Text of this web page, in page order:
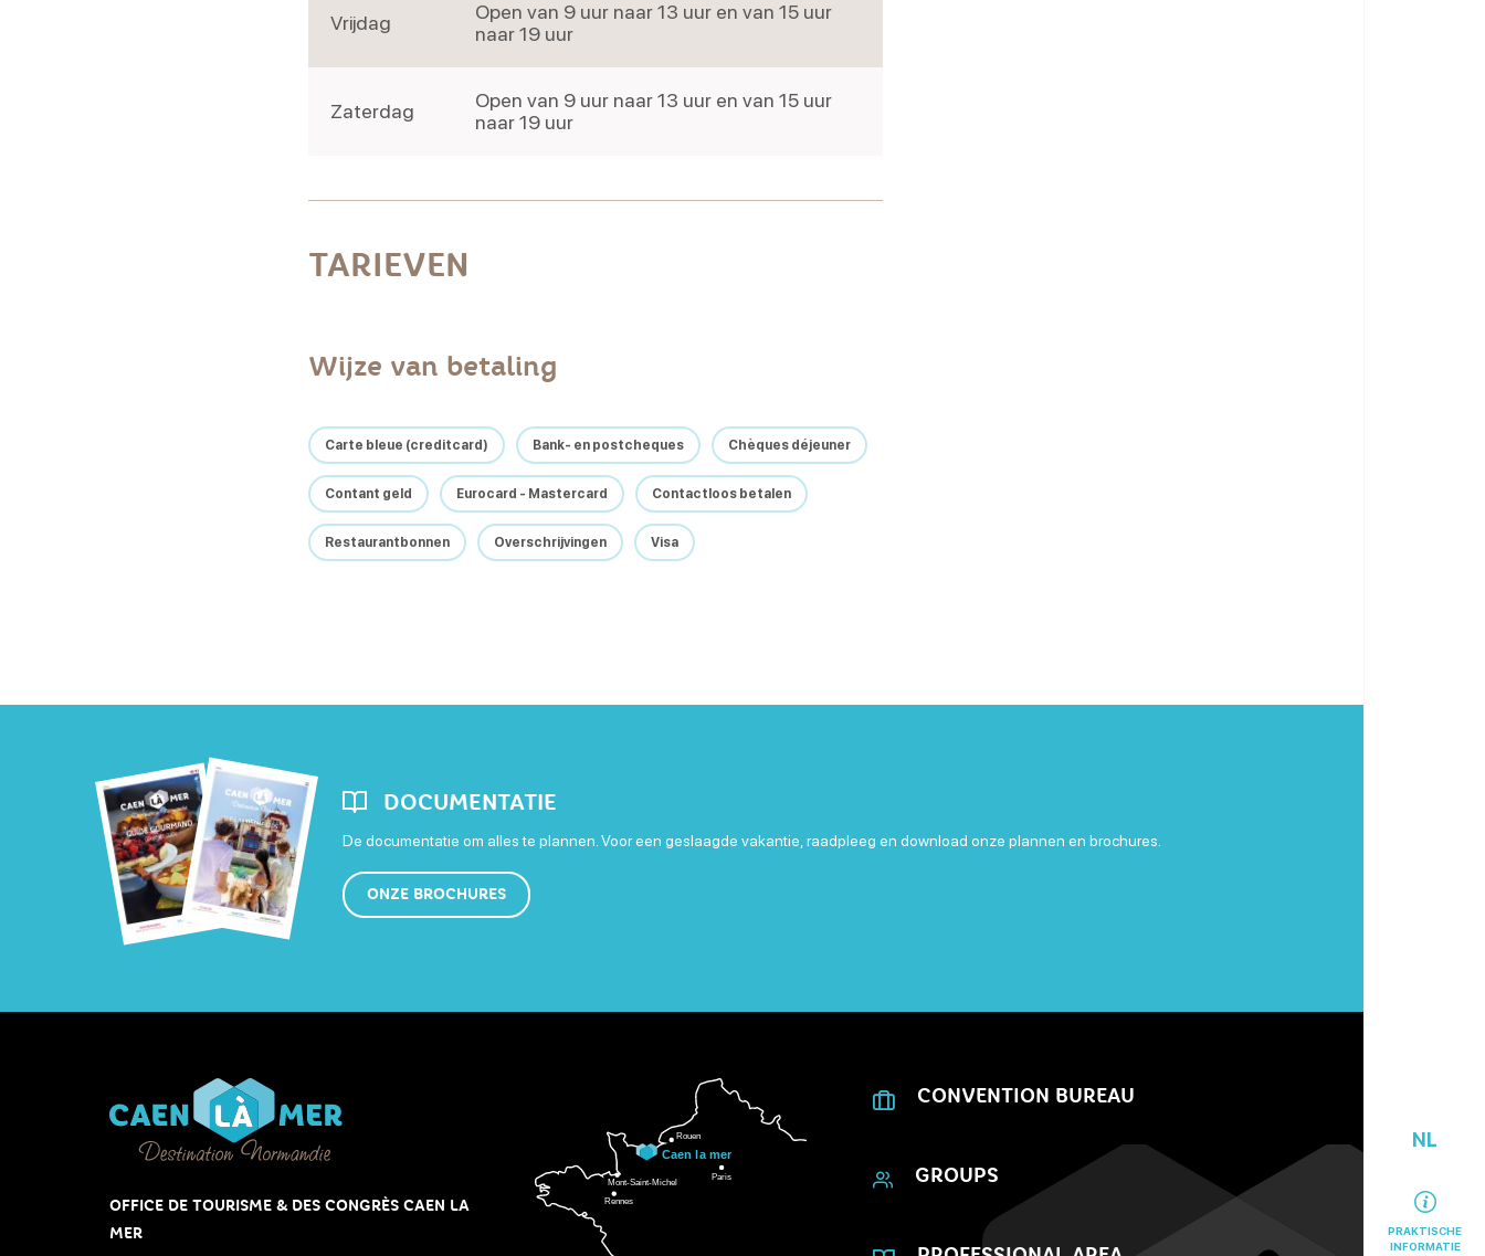
NL
PRAKTISCHE
INFORMATIE
Vrijdag
Open van 9 uur naar 13 uur en van 15 uur
naar 19 uur
Zaterdag
Open van 9 uur naar 13 uur en van 15 uur
naar 19 uur
TARIEVEN
Wijze van betaling
Carte bleue (creditcard) Bank- en postcheques Chèques déjeuner
Contant geld Eurocard - Mastercard Contactloos betalen
Restaurantbonnen Overschrijvingen Visa
DOCUMENTATIE
De documentatie om alles te plannen. Voor een geslaagde vakantie, raadpleeg en download onze plannen en brochures.
ONZE BROCHURES
OFFICE DE TOURISME & DES CONGRÈS CAEN LA
MER
CONVENTION BUREAU
GROUPS